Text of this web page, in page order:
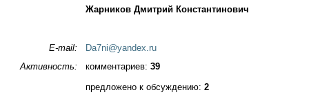
Жарников Дмитрий Константинович
E-mail:
Da7ni@yandex.ru
Активность:
комментариев: 39
предложено к обсуждению: 2